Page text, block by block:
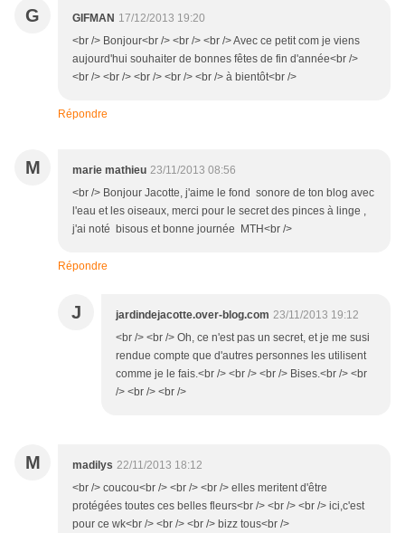
G GIFMAN 17/12/2013 19:20
<br /> Bonjour<br /> <br /> <br /> Avec ce petit com je viens
aujourd'hui souhaiter de bonnes fêtes de fin d'année<br />
<br /> <br /> <br /> <br /> <br /> à bientôt<br />
Répondre
M marie mathieu 23/11/2013 08:56
<br /> Bonjour Jacotte, j'aime le fond sonore de ton blog avec
l'eau et les oiseaux, merci pour le secret des pinces à linge ,
j'ai noté bisous et bonne journée MTH<br />
Répondre
J jardindejacotte.over-blog.com 23/11/2013 19:12
<br /> <br /> Oh, ce n'est pas un secret, et je me susi
rendue compte que d'autres personnes les utilisent
comme je le fais.<br /> <br /> <br /> Bises.<br /> <br
/> <br /> <br />
M madilys 22/11/2013 18:12
<br /> coucou<br /> <br /> <br /> elles meritent d'être
protégées toutes ces belles fleurs<br /> <br /> <br /> ici,c'est
pour ce wk<br /> <br /> <br /> bizz tous<br />